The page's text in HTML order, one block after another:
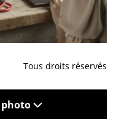
Tous droits réservés
photo